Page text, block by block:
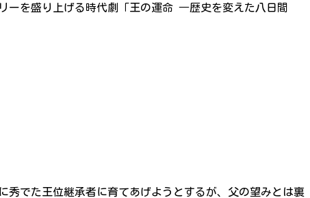
ーを盛り上げる時代劇「王の運命 ―歴史を変えた八日間
でた王位継承者に育てあげようとするが、父の望みとは裏